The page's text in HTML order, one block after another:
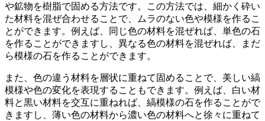
や鉱物を樹脂で固める方法です。この方法では、細かく砕い
た材料を混ぜ合わせることで、
ムラのない色や模様を作るこ
とができます。例えば、同じ色の材料を混ぜれば、単色の石
を作ることができますし、異なる色の材料を混ぜれば、まだ
ら模様の石を作ることができます。
また、色の違う材料を層状に重ねて固めることで、 美しい縞
模様や色の変化を表現することもできます。例えば、白い材
料と黒い材料を交互に重ねれば、縞模様の石を作ることがで
きますし、薄い色の材料から濃い色の材料へと徐々に重ねて